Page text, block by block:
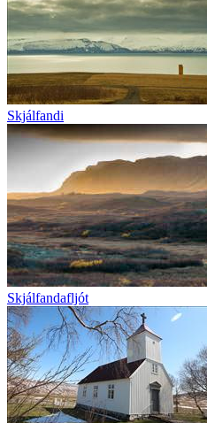
Skjálfandi
Skjálfandafljót